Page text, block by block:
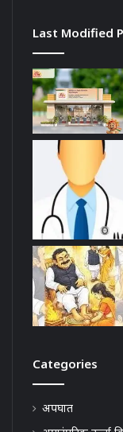
Last Modified
Categories
अपघात